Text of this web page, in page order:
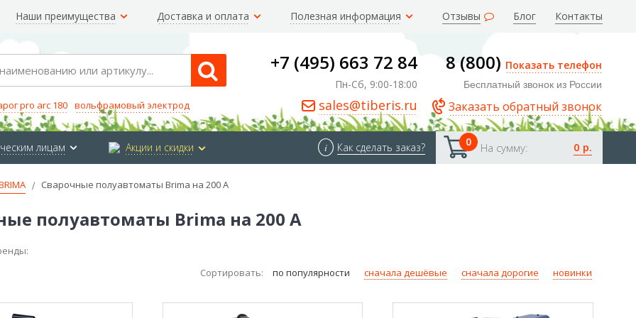
Наши преимущества Доставка и оплата Полезная информация Отзывы Блог Контакты
pro arc 180 вольфрамовый электрод
+7 (495) 663 72 84
Пн-Сб, 9:00-18:00
sales@tiberis.ru
8 (800) Показать телефон
Бесплатный звонок из России
Заказать обратный звонок
лицам Акции и скидки 0 На сумму: 0 р.
i Как сделать заказ?
Сварочные полуавтоматы Brima на 200 А
полуавтоматы Brima на 200 А
Сортировать: по популярности сначала дешёвые сначала дорогие новинки